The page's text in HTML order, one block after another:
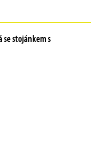
se stojánkem s